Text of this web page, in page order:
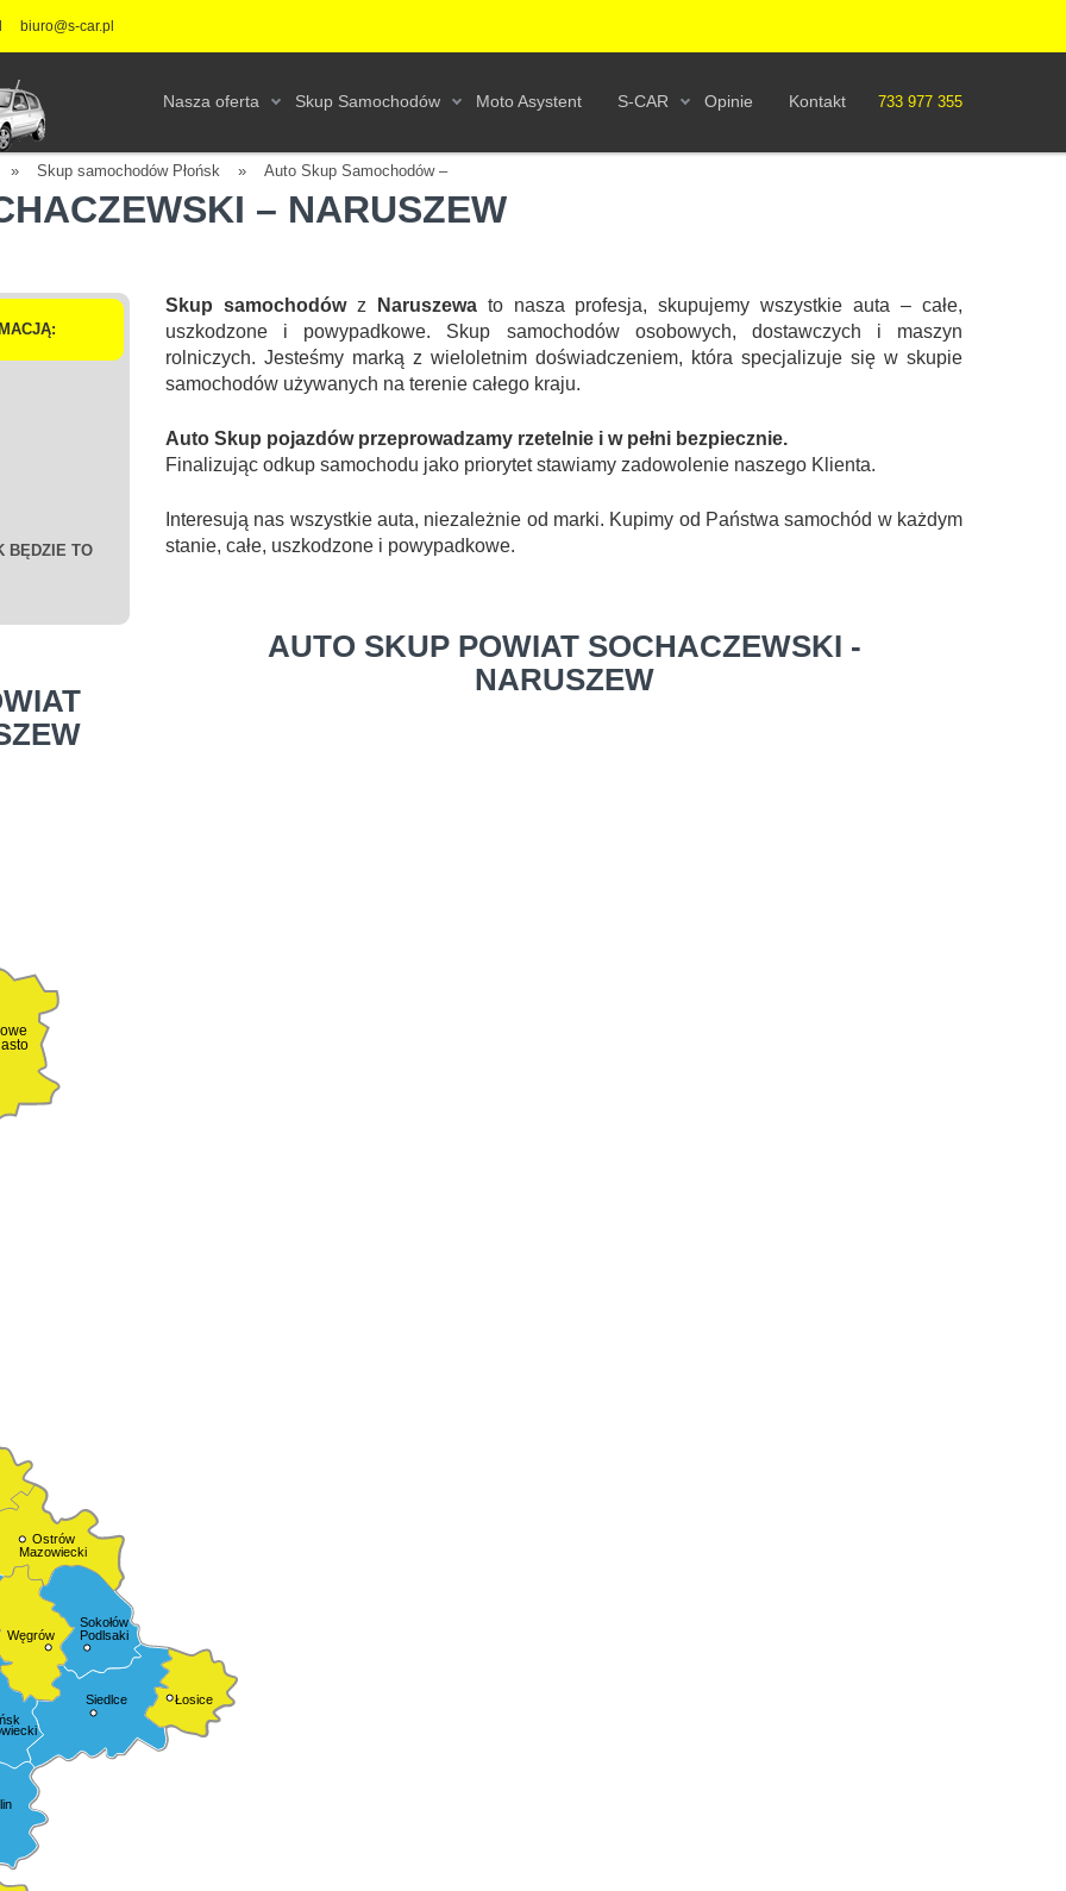
biuro@s-car.pl
733 977 355
Nasza oferta Skup Samochodów Moto Asystent S-CAR Opinie Kontakt
» Skup samochodów Płońsk » Auto Skup Samochodów –
– NARUSZEW
BĘDZIE TO
Siedlce
Sokołów
Podlsaki
Ostrów
Mazowiecki
Węgrów
Łosice
Skup samochodówz Naruszewa to nasza profesja, skupujemy wszystkie auta – całe,
uszkodzone i powypadkowe. Skup samochodów osobowych, dostawczych i maszyn
rolniczych. Jesteśmy marką z wieloletnim doświadczeniem, która specjalizuje się w skupie
samochodów używanych na terenie całego kraju.
Auto Skup pojazdów przeprowadzamy rzetelnie i w pełni bezpiecznie.
Finalizując odkup samochodu jako priorytet stawiamy zadowolenie naszego Klienta.
Interesują nas wszystkie auta, niezależnie od marki. Kupimy od Państwa samochód w każdym
stanie, całe, uszkodzone i powypadkowe.
AUTO SKUP POWIAT SOCHACZEWSKI -
NARUSZEW